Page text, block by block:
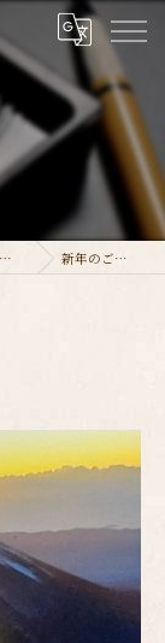
新年のご挨拶